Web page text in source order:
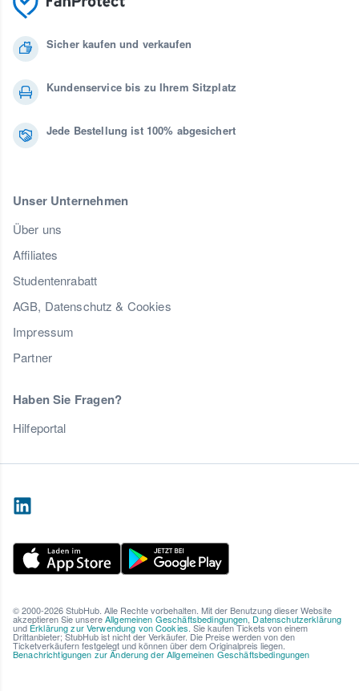
Sicher kaufen und verkaufen
Kundenservice bis zu Ihrem Sitzplatz
Jede Bestellung ist 100% abgesichert
Unser Unternehmen
Über uns
Affiliates
Studentenrabatt
AGB, Datenschutz & Cookies
Impressum
Partner
Haben Sie Fragen?
Hilfeportal
© 2000-2026 StubHub. Alle Rechte vorbehalten. Mit der Benutzung dieser Website
akzeptieren Sie unsereAllgemeinen Geschäftsbedingungen, Datenschutzerklärung
und Erklärung zur Verwendung von Cookies. Sie kaufen Tickets von einem
Drittanbieter; StubHub ist nicht der Verkäufer. Die Preise werden von den
Ticketverkäufern festgelegt und können über dem Originalpreis liegen.
Benachrichtigungen zur Änderung der Allgemeinen Geschäftsbedingungen